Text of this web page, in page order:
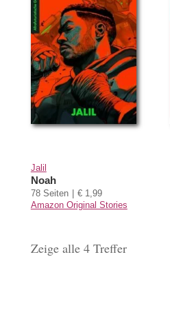
Jalil
Noah
78 Seiten
€ 1,99
Amazon Original Stories
Zeige alle 4 Treffer